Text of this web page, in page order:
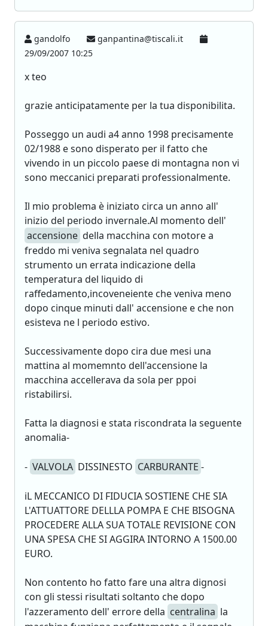
gandolfo
ganpantina@tiscali.it
29/09/2007 10:25
x teo
grazie anticipatamente per la tua disponibilita.
Posseggo un audi a4 anno 1998 precisamente
02/1988 e sono disperato per il fatto che
vivendo in un piccolo paese di montagna non vi
sono meccanici preparati professionalmente.
Il mio problema è iniziato circa un anno all'
inizio del periodo invernale.Al momento dell'
accensione della macchina con motore a
freddo mi veniva segnalata nel quadro
strumento un errata indicazione della
temperatura del liquido di
raffedamento,incoveneiente che veniva meno
dopo cinque minuti dall' accensione e che non
esisteva ne l periodo estivo.
Successivamente dopo cira due mesi una
mattina al momemnto dell'accensione la
macchina accellerava da sola per ppoi
ristabilirsi.
Fatta la diagnosi e stata riscondrata la seguente
anomalia-
- VALVOLA DISSINESTO CARBURANTE -
iL MECCANICO DI FIDUCIA SOSTIENE CHE SIA
L'ATTUATTORE DELLLA POMPA E CHE BISOGNA
PROCEDERE ALLA SUA TOTALE REVISIONE CON
UNA SPESA CHE SI AGGIRA INTORNO A 1500.00
EURO.
Non contento ho fatto fare una altra dignosi
con gli stessi risultati soltanto che dopo
l'azzeramento dell' errore della centralina la